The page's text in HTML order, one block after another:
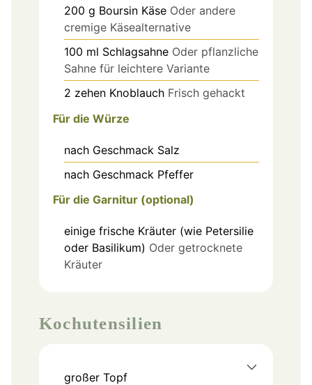
200 g Boursin Käse Oder andere
cremige Käsealternative
100 ml Schlagsahne Oder pflanzliche
Sahne für leichtere Variante
2 zehen Knoblauch Frisch gehackt
Für die Würze
nach Geschmack Salz
nach Geschmack Pfeffer
Für die Garnitur (optional)
einige frische Kräuter (wie Petersilie
oder Basilikum) Oder getrocknete
Kräuter
Kochutensilien
großer Topf